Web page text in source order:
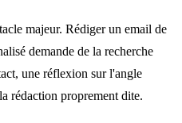
majeur. Rédiger un email de
demande de la recherche
une réflexion sur l'angle
rédaction proprement dite.